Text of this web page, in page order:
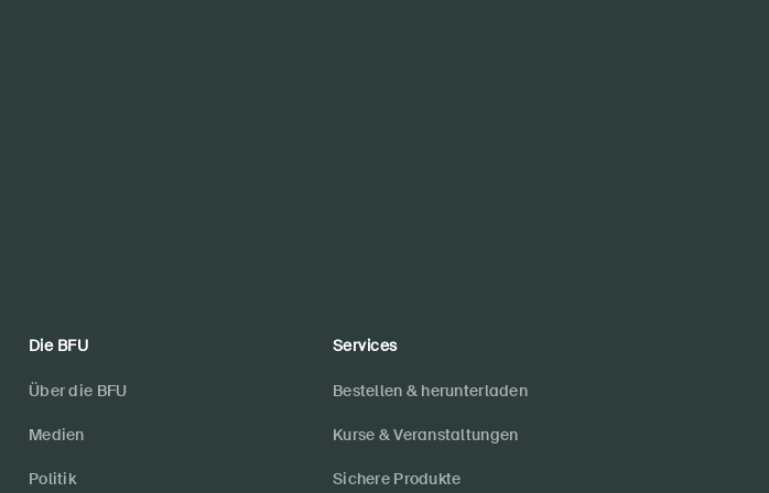
Die BFU
Über die BFU
Medien
Politik
Services
Bestellen & herunterladen
Kurse & Veranstaltungen
Sichere Produkte